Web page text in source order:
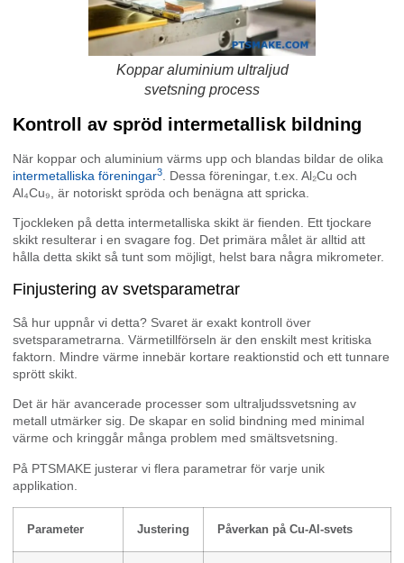
Koppar aluminium ultraljud
svetsning process
Kontroll av spröd intermetallisk bildning
När koppar och aluminium värms upp och blandas bildar de olika
intermetalliska föreningar3
. Dessa föreningar, t.ex. Al₂Cu och
Al₄Cu₉, är notoriskt spröda och benägna att spricka.
Tjockleken på detta intermetalliska skikt är fienden. Ett tjockare
skikt resulterar i en svagare fog. Det primära målet är alltid att
hålla detta skikt så tunt som möjligt, helst bara några mikrometer.
Finjustering av svetsparametrar
Så hur uppnår vi detta? Svaret är exakt kontroll över
svetsparametrarna. Värmetillförseln är den enskilt mest kritiska
faktorn. Mindre värme innebär kortare reaktionstid och ett tunnare
sprött skikt.
Det är här avancerade processer som ultraljudssvetsning av
metall utmärker sig. De skapar en solid bindning med minimal
värme och kringgår många problem med smältsvetsning.
På PTSMAKE justerar vi flera parametrar för varje unik
applikation.
Parameter Justering Påverkan på Cu-Al-svets